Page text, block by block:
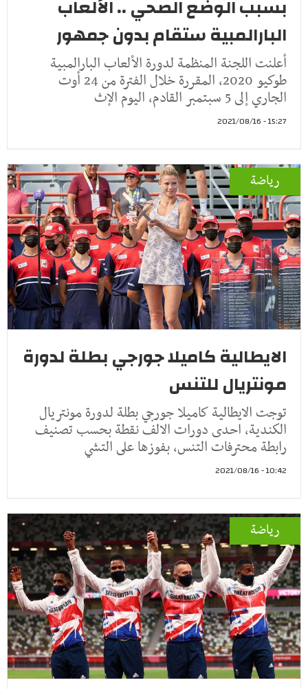
بسبب الوضع الصحي .. الألعاب
البارالمبية ستقام بدون جمهور
أعلنت اللجنة المنظمة لدورة الألعاب البارالمبية
طوكيو 2020، المقررة خلال الفترة من 24 أوت
الجاري إلى 5 سبتمبر القادم، اليوم الإث
15:27 - 2021/08/16
رياضة
الايطالية كاميلا جورجي بطلة لدورة
مونتريال للتنس
توجت الايطالية كاميلا جورجي بطلة لدورة مونتريال
الكندية، احدى دورات الالف نقطة بحسب تصنيف
رابطة محترفات التنس، بفوزها على التشي
10:42 - 2021/08/16
رياضة